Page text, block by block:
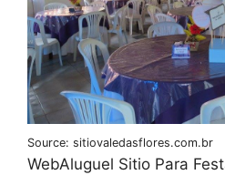
Source: sitiovaledasflores.com.br
WebAluguel Sitio Para